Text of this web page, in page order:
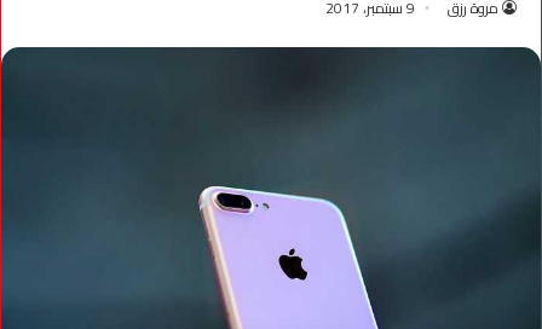
مروة رزق 9 سبتمبر، 2017